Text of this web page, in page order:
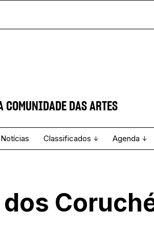
COMUNIDADE DAS ARTES
Notícias Classificados Agenda
dos